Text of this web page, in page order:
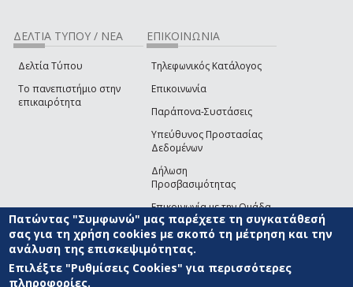
ΔΕΛΤΙΑ ΤΥΠΟΥ / ΝΕΑ
Δελτία Τύπου
Το πανεπιστήμιο στην
επικαιρότητα
ΕΠΙΚΟΙΝΩΝΙΑ
Τηλεφωνικός Κατάλογος
Επικοινωνία
Παράπονα-Συστάσεις
Υπεύθυνος Προστασίας
Δεδομένων
Δήλωση
Προσβασιμότητας
Επικοινωνία με την Ομάδα
Ανάπτυξης του site(link sends e-mail)
© ΠΑΝΕΠΙΣΤΗΜΙΟ ΑΙΓΑΙΟΥ ΟΡΟΙ ΧΡΗΣΗΣ
ΑΝΑΠΤΥΞΗΣ
Πατώντας "Συμφωνώ" μας παρέχετε τη συγκατάθεσή
σας για τη χρήση cookies με σκοπό τη μέτρηση και την
ανάλυση της επισκεψιμότητας.
Επιλέξτε "Ρυθμίσεις Cookies" για περισσότερες
πληροφορίες.